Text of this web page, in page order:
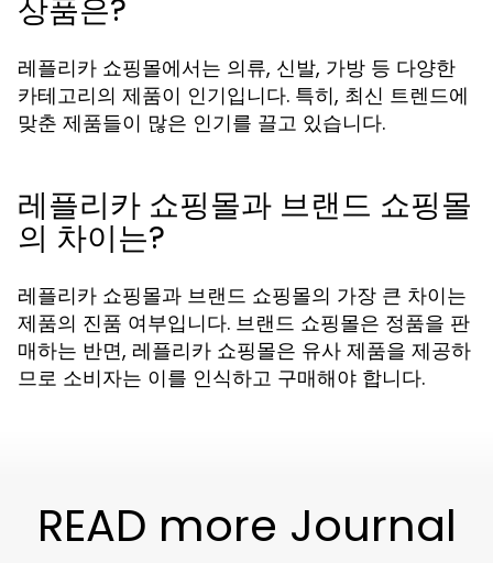
상품은?
레플리카 쇼핑몰에서는 의류, 신발, 가방 등 다양한
카테고리의 제품이 인기입니다. 특히, 최신 트렌드에
맞춘 제품들이 많은 인기를 끌고 있습니다.
레플리카 쇼핑몰과 브랜드 쇼핑몰
의 차이는?
레플리카 쇼핑몰과 브랜드 쇼핑몰의 가장 큰 차이는
제품의 진품 여부입니다. 브랜드 쇼핑몰은 정품을 판
매하는 반면, 레플리카 쇼핑몰은 유사 제품을 제공하
므로 소비자는 이를 인식하고 구매해야 합니다.
READ more Journal